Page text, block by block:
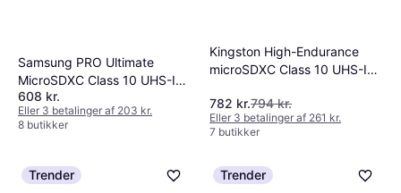
Samsung PRO Ultimate
MicroSDXC Class 10 UHS-I
U3 V30 A2 200/130MB/s
256GB +Adapter
608 kr.
Eller 3 betalinger af 203 kr.
8 butikker
Kingston High-Endurance
microSDXC Class 10 UHS-I
782 kr.794 kr.
Eller 3 betalinger af 261 kr.
7 butikker
Trender Trender